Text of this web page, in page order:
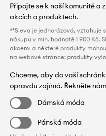
Připojte se k naší komunitě a
akcích a produktech.
**Sleva je jednorázová, vztahuje
nákupu v min. hodnotě 1 900 Kč.
akcemi a některé produkty
na webové stránce: produkty
Chceme, aby do vaší
opravdu zajímá. Řekněte
Dámská móda
Pánská móda